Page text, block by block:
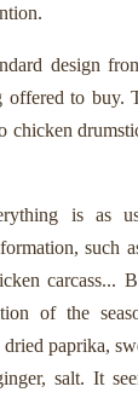
design
offered to buy.
chicken
is as
such
carcass...
of the
paprika,
salt. It